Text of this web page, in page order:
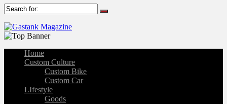
Home
Custom Culture
Custom Bike
Custom Car
LIfestyle
Goods